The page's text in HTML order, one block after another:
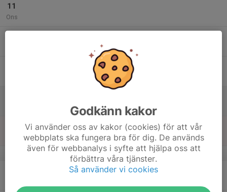
11
Ons
v.25
Måndagsintervaller
Godkänn kakor
Vi använder oss av kakor (cookies) för att vår
webbplats ska fungera bra för dig. De används
även för webbanalys i syfte att hjälpa oss att
förbättra våra tjänster.
Så använder vi cookies